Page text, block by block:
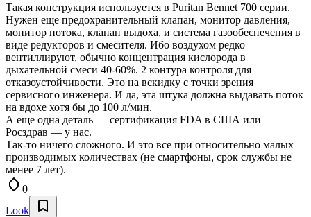
Такая конструкция используется в Puritan Bennet 700 серии.
Нужен еще предохранительный клапан, монитор давления,
монитор потока, клапан выдоха, и система газообеспечения в
виде редукторов и смесителя. Ибо воздухом редко
вентиллируют, обычно концентрация кислорода в
дыхательной смеси 40-60%. 2 контура контроля для
отказоустойчивости. Это на вскидку с точки зрения
сервисного инженера. И да, эта штука должна выдавать поток
на вдохе хотя бы до 100 л/мин.
А еще одна деталь — сертификация FDA в США или
Росздрав — у нас.
Так-то ничего сложного. И это все при относительно малых
производимых количествах (не смартфоны, срок службы не
менее 7 лет).
0
Look